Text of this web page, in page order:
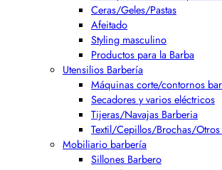
Ceras/Geles/Pastas
Afeitado
Styling masculino
Productos para la Barba
Utensilios Barbería
Máquinas corte/contornos
Secadores y varios eléctricos
Tijeras/Navajas Barberia
Textil/Cepillos/Brochas/
Mobiliario barbería
Sillones Barbero